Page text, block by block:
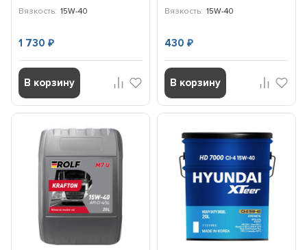
Вязкость: 15W-40
1 730₽
В корзину
Вязкость: 15W-40
430 ₽
В корзину